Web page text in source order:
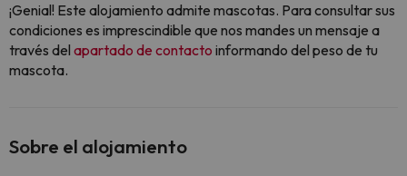
¡Genial! Este alojamiento admite mascotas. Para consultar sus
condiciones es imprescindible que nos mandes un mensaje a
través del apartado de contacto informando del peso de tu
mascota.
Sobre el alojamiento